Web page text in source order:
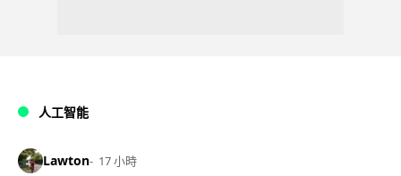
人工智能
Lawton 17 小時